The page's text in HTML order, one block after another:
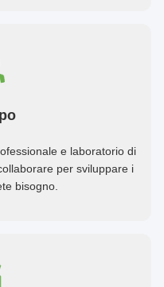
e laboratorio di
per sviluppare i
bisogno.